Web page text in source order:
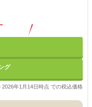
グ
年1月14日時点 での税込価格